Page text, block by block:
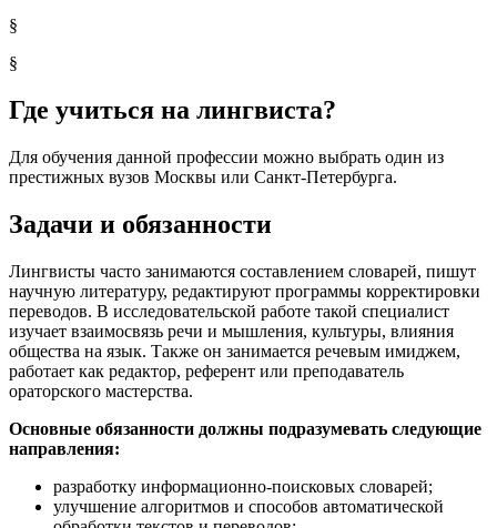
§
§
Где учиться на лингвиста?
Для обучения данной профессии можно выбрать один из
престижных вузов Москвы или Санкт-Петербурга.
Задачи и обязанности
Лингвисты часто занимаются составлением словарей, пишут
научную литературу, редактируют программы корректировки
переводов. В исследовательской работе такой специалист
изучает взаимосвязь речи и мышления, культуры, влияния
общества на язык. Также он занимается речевым имиджем,
работает как редактор, референт или преподаватель
ораторского мастерства.
Основные обязанности должны подразумевать следующие
направления:
разработку информационно-поисковых словарей;
улучшение алгоритмов и способов автоматической